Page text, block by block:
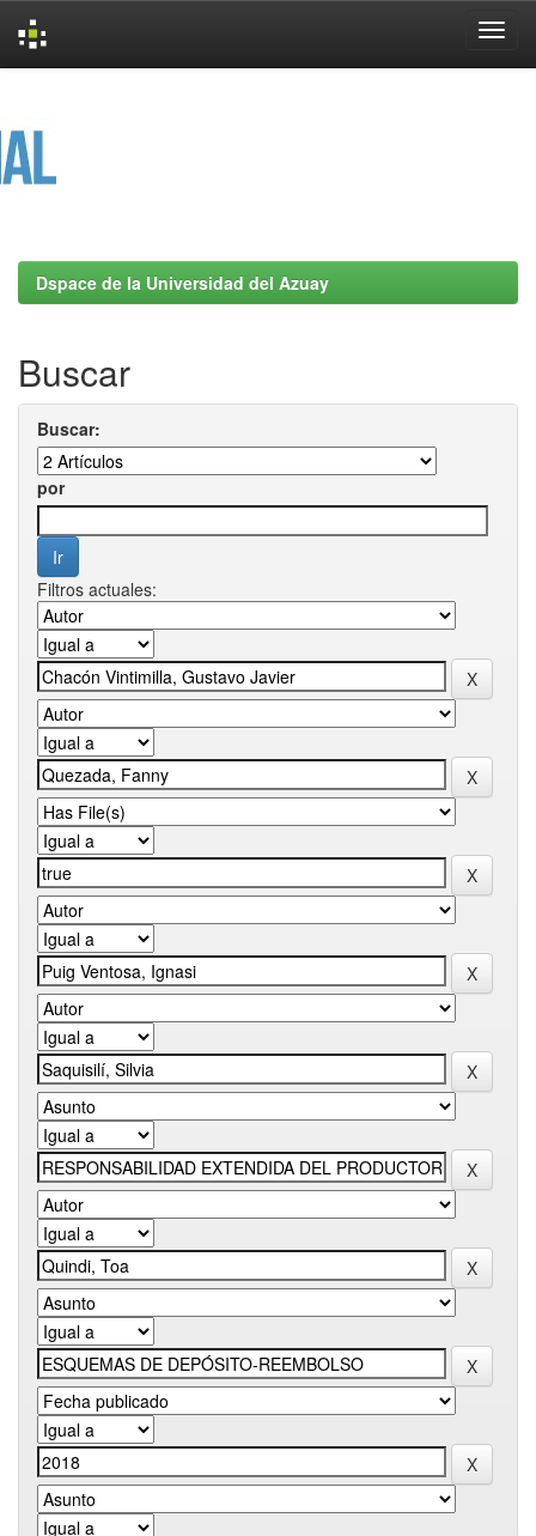
Dspace de la Universidad del Azuay
Buscar
Buscar:
por
Filtros actuales: